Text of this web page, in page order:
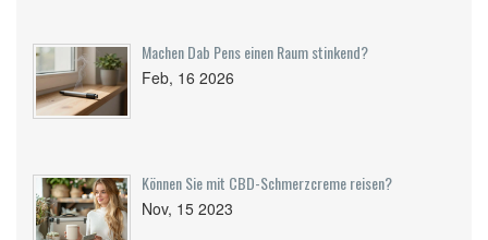
Machen Dab Pens einen Raum stinkend?
Feb, 16 2026
Können Sie mit CBD-Schmerzcreme reisen?
Nov, 15 2023